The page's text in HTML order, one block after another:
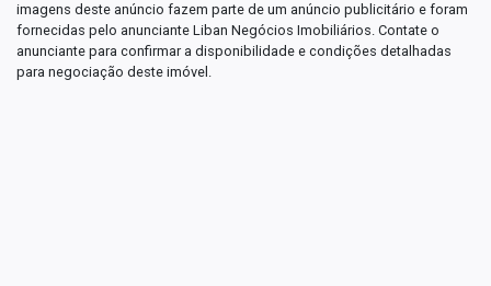
imagens deste anúncio fazem parte de um anúncio publicitário e foram
fornecidas pelo anunciante Liban Negócios Imobiliários. Contate o
anunciante para confirmar a disponibilidade e condições detalhadas
para negociação deste imóvel.